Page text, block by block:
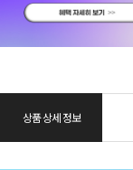
상품 상세 정보